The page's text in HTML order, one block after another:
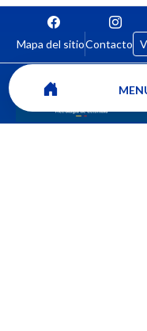
Mapa del sitioContacto